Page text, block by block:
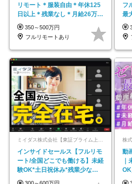
リモート＊服装自由＊年休125
日以上＊残業なし＊月給26万円
以上
350～500万円
フルリモートあり
フ
最
平
ミイダス株式会社【東証プライム上場パーソルグループ】
インサイドセールス【フルリモ
ート/全国どこでも働ける】未経
験OK*土日祝休み*残業少なめ*
在宅勤務手当あり
株
動